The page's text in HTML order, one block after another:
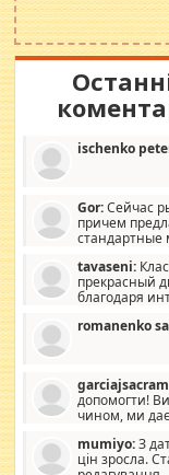
ischenko
Gor:Сейчас
причем
стандартные
стандартные
со вкусом все в
мебель, а это не
tavaseni:
прекрасный
благодаря
romanenko
допомогти!
чином, ми
допомагати людям,
заслуговує на
mumiyo:З
цін зросла.